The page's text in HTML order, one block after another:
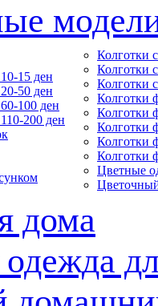
15 ден
50 ден
100 ден
200 ден
Колготки
Колготки
Колготки
Колготки
Колготки
Колготки
Колготки
Колготки
Цветные
дома